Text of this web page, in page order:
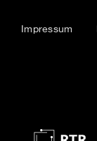
Impressum